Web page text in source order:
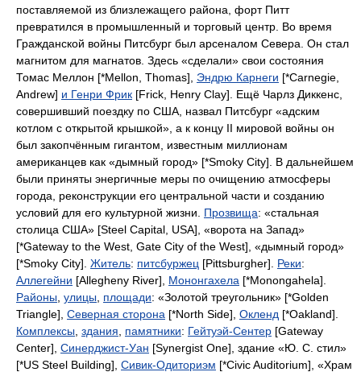
поставляемой из близлежащего района, форт Питт
превратился в промышленный и торговый центр. Во время
Гражданской войны Питсбург был арсеналом Севера. Он стал
магнитом для магнатов. Здесь «сделали» свои состояния
Томас Меллон [*Mellon, Thomas], Эндрю Карнеги [*Carnegie,
Andrew] и Генри Фрик [Frick, Henry Clay]. Ещё Чарлз Диккенс,
совершивший поездку по США, назвал Питсбург «адским
котлом с открытой крышкой», а к концу II мировой войны он
был закопчённым гигантом, известным миллионам
американцев как «дымный город» [*Smoky City]. В дальнейшем
были приняты энергичные меры по очищению атмосферы
города, реконструкции его центральной части и созданию
условий для его культурной жизни
Прозвища: «стальная
столица США» [Steel Capital, USA], «ворота на Запад»
[*Gateway to the West, Gate City of the West], «дымный город»
[*Smoky City]. Житель: питсбуржец [Pittsburgher]. Реки:
Аллегейни [Allegheny River], Мононгахела [*Monongahela].
Районы улицы площади: «Золотой треугольник» [*Golden
Triangle], Северная сторона [*North Side], Окленд [*Oakland].
Комплексы здания памятники: Гейтуэй-Сентер [Gateway
Center], Синерджист-Уан [Synergist One], здание «Ю. С. стил»
[*US Steel Building], Сивик-Одиториэм [*Civic Auditorium], «Храм